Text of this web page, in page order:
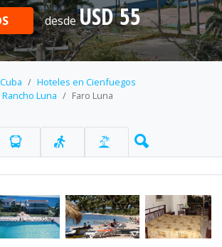
desdeUSD 55
Hoteles en Cienfuegos
Luna
Faro Luna